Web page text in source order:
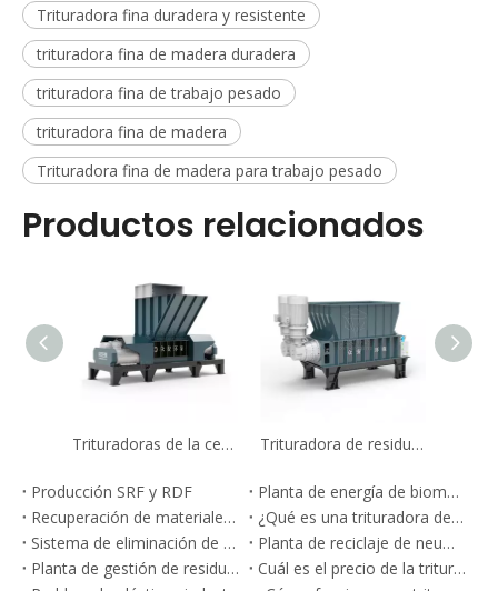
Trituradora fina duradera y resistente
trituradora fina de madera duradera
trituradora fina de trabajo pesado
trituradora fina de madera
Trituradora fina de madera para trabajo pesado
Productos relacionados
Producción SRF y RDF